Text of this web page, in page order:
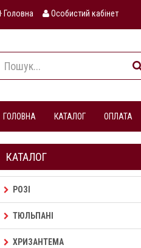
Головна Особистий кабінет
ГОЛОВНА КАТАЛОГ ОПЛАТА
КАТАЛОГ
РОЗІ
ТЮЛЬПАНІ
ХРИЗАНТЕМА